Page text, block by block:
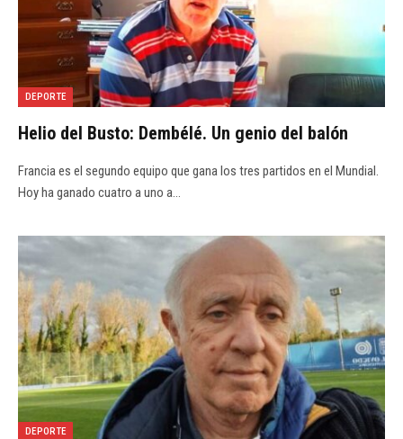
DEPORTE
Helio del Busto: Dembélé. Un genio del balón
Francia es el segundo equipo que gana los tres partidos en el Mundial.
Hoy ha ganado cuatro a uno a…
DEPORTE